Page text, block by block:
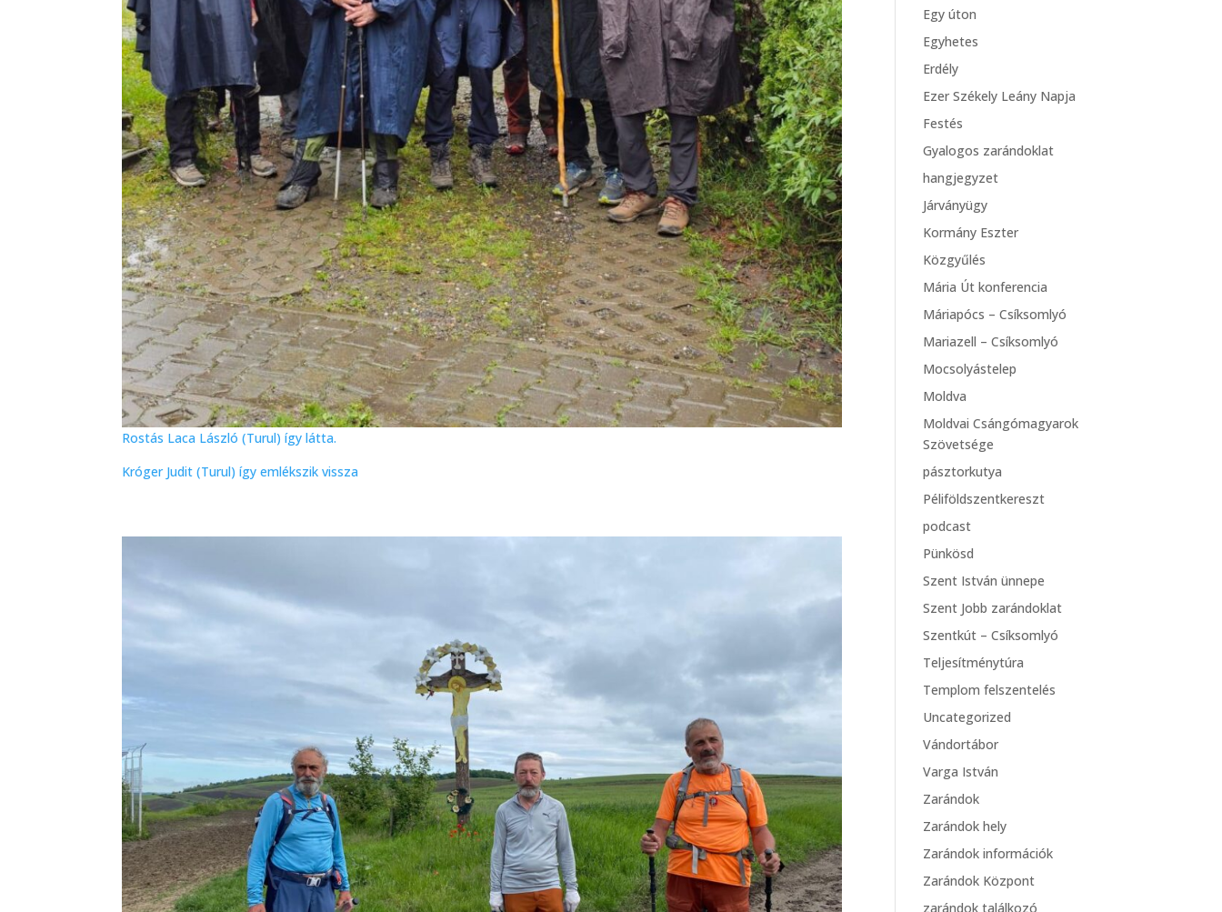
Rostás Laca László (Turul) így látta.
Króger Judit (Turul) így emlékszik vissza
Egy úton
Egyhetes
Erdély
Ezer Székely Leány Napja
Festés
Gyalogos zarándoklat
hangjegyzet
Járványügy
Kormány Eszter
Közgyűlés
Mária Út konferencia
Máriapócs – Csíksomlyó
Mariazell – Csíksomlyó
Mocsolyástelep
Moldva
Moldvai Csángómagyarok
Szövetsége
pásztorkutya
Péliföldszentkereszt
podcast
Pünkösd
Szent István ünnepe
Szent Jobb zarándoklat
Szentkút – Csíksomlyó
Teljesítménytúra
Templom felszentelés
Uncategorized
Vándortábor
Varga István
Zarándok
Zarándok hely
Zarándok információk
Zarándok Központ
zarándok találkozó